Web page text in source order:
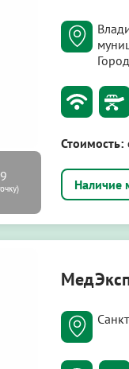
Стоимость: